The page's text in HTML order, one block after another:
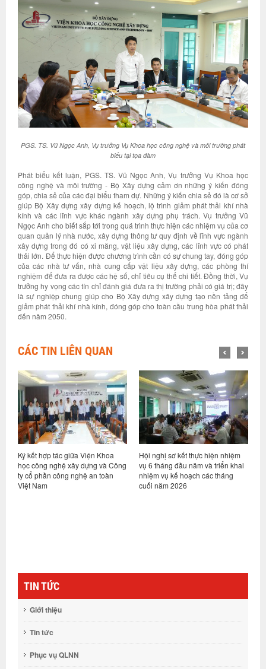
PGS. TS. Vũ Ngọc Anh, Vụ trưởng Vụ Khoa học công nghệ và môi trường phát
biểu tại tọa đàm
Phát biểu kết luận, PGS. TS. Vũ Ngọc Anh, Vụ trưởng Vụ Khoa học
công nghệ và môi trường - Bộ Xây dựng cảm ơn những ý kiến đóng
góp, chia sẻ của các đại biểu tham dự. Những ý kiến chia sẻ đó là cơ sở
giúp Bộ Xây dựng xây dựng kế hoạch, lộ trình giảm phát thải khí nhà
kính và các lĩnh vực khác ngành xây dựng phụ trách. Vụ trưởng Vũ
Ngọc Anh cho biết sắp tới trong quá trình thực hiện các nhiệm vụ của cơ
quan quản lý nhà nước, xây dựng thông tư quy định về lĩnh vực ngành
xây dựng trong đó có xi măng, vật liệu xây dựng, các lĩnh vực có phát
thải lớn. Để thực hiện được chương trình cần có sự chung tay, đóng góp
của các nhà tư vấn, nhà cung cấp vật liệu xây dựng, các phòng thí
nghiệm để đưa ra được các hệ số, chỉ tiêu cụ thể chi tiết. Đồng thời, Vụ
trưởng hy vọng các tín chỉ đánh giá đưa ra thị trường phải có giá trị; đây
là sự nghiệp chung giúp cho Bộ Xây dựng xây dựng tạo nền tảng để
giảm phát thải khí nhà kính, đóng góp cho toàn cầu trung hòa phát thải
đến năm 2050.
CÁC TIN LIÊN QUAN
Hội nghị sơ kết thực hiện nhiệm
vụ 6 tháng đầu năm và triển khai
nhiệm vụ kế hoạch các tháng
cuối năm 2026
Viện Khoa học công nghệ xây
dựng và Tập đoàn Trần Đức ký kết
hợp tác nghiên cứu, phát triển
nền tảng tiêu chuẩn cho xây dựng
TIN TỨC
Giới thiệu
Tin tức
Phục vụ QLNN